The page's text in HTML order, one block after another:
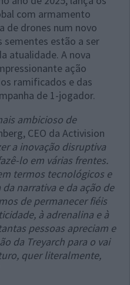
com armamento
de drones num novo
sementes estão a ser
atualidade. A nova
ação
ramificados e das
de 1-jogador.
ambicioso de
CEO da Activision
a inovação disruptiva
lo em várias frentes.
termos tecnológicos e
narrativa e da ação de
de permanecer fiéis
à adrenalina e à
pessoas apreciam e
da Treyarch para o vai
quer literalmente,